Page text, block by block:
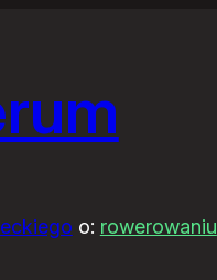
o: rowerowaniu